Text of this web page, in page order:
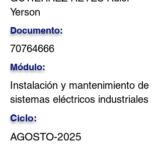
Yerson
Documento:
70764666
Módulo:
Instalación y mantenimiento de
sistemas eléctricos industriales
Ciclo:
AGOSTO-2025